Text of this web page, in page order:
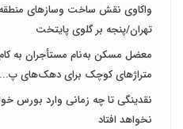
تهران/پنجه بر گلوی پایتخت
معضل مسکن به‌نام مستأجران به کام
متراژهای کوچک برای دهک‌های پ...
نقدینگی تا چه زمانی وارد بورس
نخواهد افتاد